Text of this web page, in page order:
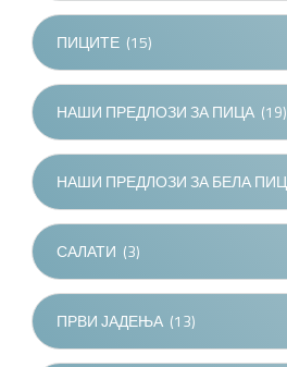
ПИЦИТЕ (15)
НАШИ ПРЕДЛОЗИ ЗА ПИЦА (19)
НАШИ ПРЕДЛОЗИ ЗА БЕЛА
САЛАТИ (3)
ПРВИ ЈАДЕЊА (13)